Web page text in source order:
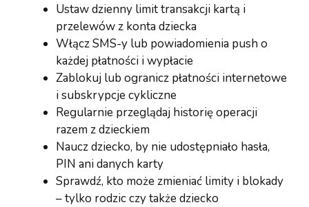
Ustaw dzienny limit transakcji kartą i
przelewów z konta dziecka
Włącz SMS-y lub powiadomienia push o
każdej płatności i wypłacie
Zablokuj lub ogranicz płatności internetowe
i subskrypcje cykliczne
Regularnie przeglądaj historię operacji
razem z dzieckiem
Naucz dziecko, by nie udostępniało hasła,
PIN ani danych karty
Sprawdź, kto może zmieniać limity i blokady
– tylko rodzic czy także dziecko